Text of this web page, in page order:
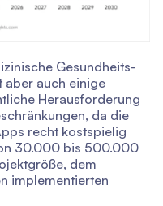
Gesundheits-
aber auch einige
Herausforderung
da die
recht kostspielig
30.000 bis 500.000
dem
implementierten